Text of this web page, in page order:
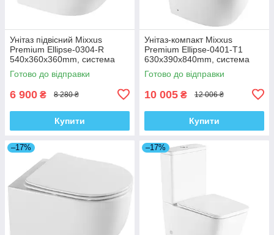
Унітаз підвісний Mixxus
Premium Ellipse-0304-R
540x360x360mm, система
змиву Rimless (MP6466)
Готово до відправки
6 900 ₴ 8 280 ₴
Купити
Унітаз-компакт Mixxus
Premium Ellipse-0401-T1
630x390x840mm, система
змиву TORNADO 1.0
(MP6467)
Готово до відправки
10 005 ₴ 12 006 ₴
Купити
–17% –17%